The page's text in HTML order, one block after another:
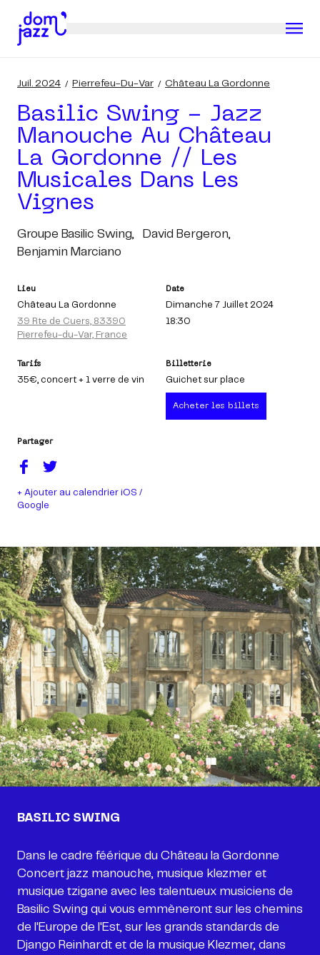
Juil. 2024 Pierrefeu-Du-Var Château La Gordonne
Basilic Swing - Jazz
Manouche Au Château
La Gordonne // Les
Musicales Dans Les
Vignes
Groupe Basilic Swing,
David Bergeron,
Benjamin Marciano
Lieu
Château La Gordonne
39 Rte de Cuers, 83390
Pierrefeu-du-Var, France
Date
Dimanche 7 Juillet 2024
18:30
Tarifs
35€, concert + 1 verre de vin
Billetterie
Guichet sur place
Acheter les billets
Partager
+ Ajouter au calendrier iOS /
Google
BASILIC SWING
Dans le cadre féérique du Château la Gordonne
Concert jazz manouche, musique klezmer et
musique tzigane avec les talentueux musiciens de
Basilic Swing qui vous emmèneront sur les chemins
de l'Europe de l'Est, sur les grands standards de
Django Reinhardt et de la musique Klezmer, dans